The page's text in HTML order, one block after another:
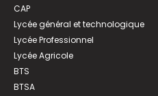
CAP
Lycée général et technologique
Lycée Professionnel
Lycée Agricole
BTS
BTSA